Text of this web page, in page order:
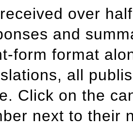
over
and
form format
all
Click on the
next to their